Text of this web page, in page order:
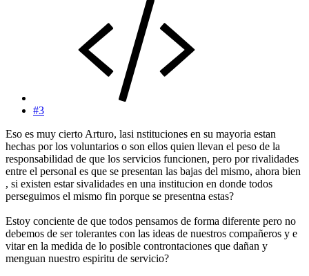
#3
Eso es muy cierto Arturo, lasi nstituciones en su mayoria estan
hechas por los voluntarios o son ellos quien llevan el peso de la
responsabilidad de que los servicios funcionen, pero por rivalidades
entre el personal es que se presentan las bajas del mismo, ahora bien
, si existen estar sivalidades en una institucion en donde todos
perseguimos el mismo fin porque se presentna estas?
Estoy conciente de que todos pensamos de forma diferente pero no
debemos de ser tolerantes con las ideas de nuestros compañeros y e
vitar en la medida de lo posible controntaciones que dañan y
menguan nuestro espiritu de servicio?